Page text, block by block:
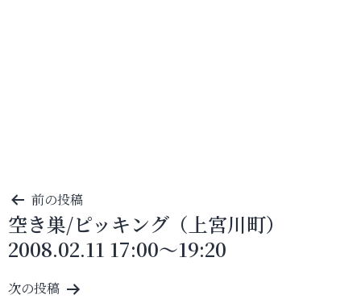
投
稿
ナ
ビ
前の投稿
空き巣/ピッキング（上宮川町）
2008.02.11 17:00～19:20
次の投稿